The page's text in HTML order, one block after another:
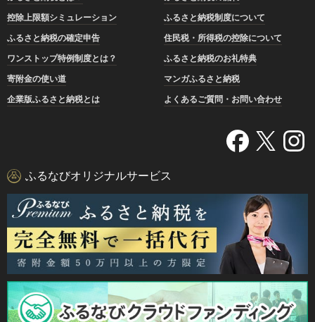
控除上限額シミュレーション
ふるさと納税制度について
ふるさと納税の確定申告
住民税・所得税の控除について
ワンストップ特例制度とは？
ふるさと納税のお礼特典
寄附金の使い道
マンガふるさと納税
企業版ふるさと納税とは
よくあるご質問・お問い合わせ
ふるなびオリジナルサービス